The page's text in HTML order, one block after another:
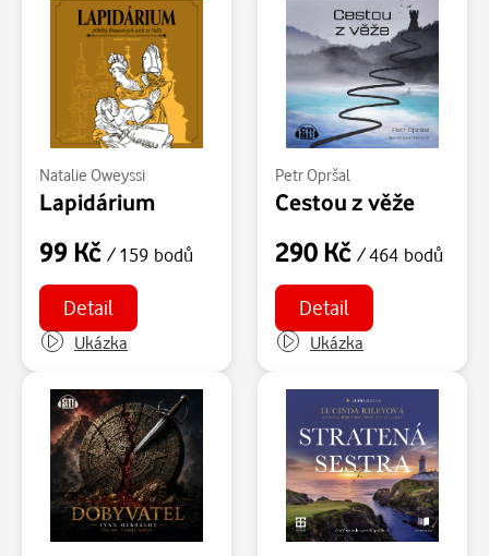
Natalie Oweyssi
Lapidárium
99 Kč / 159 bodů
Detail
Ukázka
Petr Opršal
Cestou z věže
290 Kč / 464 bodů
Detail
Ukázka